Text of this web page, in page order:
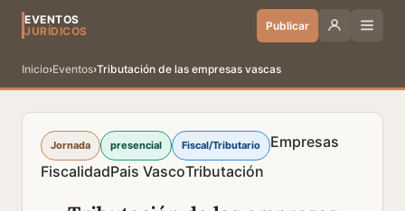
EVENTOS
JURÍDICOS
Publicar
Inicio›Eventos›Tributación de las empresas vascas
Jornada presencial Fiscal/Tributario
Empresas
FiscalidadPais VascoTributación